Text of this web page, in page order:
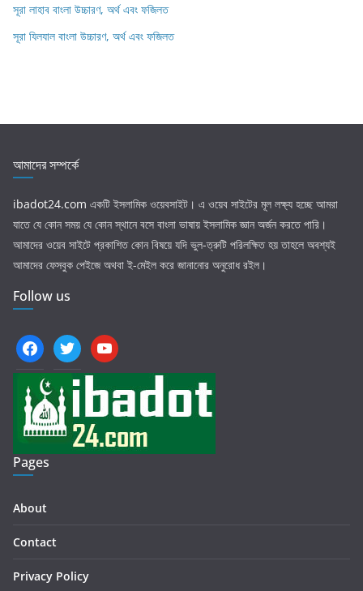
সূরা লাহাব‌‌‌ বাংলা উচ্চারণ, অর্থ এবং ফজিলত
সূরা যিলযাল বাংলা উচ্চারণ, অর্থ এবং ফজিলত
আমাদের সম্পর্কে
ibadot24.com একটি ইসলামিক ওয়েবসাইট। এ ওয়েব সাইটের মূল লক্ষ্য হচ্ছে আমরা
যাতে যে কোন সময় যে কোন স্থানে বসে বাংলা ভাষায় ইসলামিক জ্ঞান অর্জন করতে পারি।
আমাদের ওয়েব সাইটে প্রকাশিত কোন বিষয়ে যদি ভুল-ত্রুটি পরিলক্ষিত হয় তাহলে অবশ্যই
আমাদের ফেসবুক পেইজে অথবা ই-মেইল করে জানানোর অনুরোধ রইল।
Follow us
facebooktwitter youtube
Pages
About
Contact
Privacy Policy